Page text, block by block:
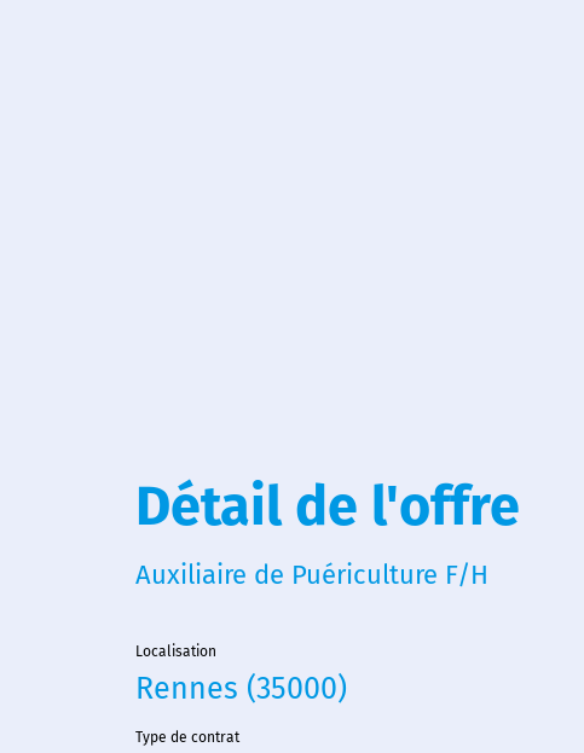
Détail de l'offre
Auxiliaire de Puériculture F/H
Localisation
Rennes (35000)
Type de contrat